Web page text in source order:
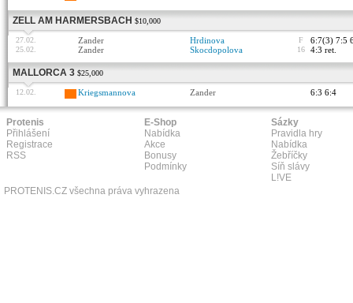
ZELL AM HARMERSBACH $10,000
27.02. Zander Hrdinova F 6:7(3) 7:5
25.02. Zander Skocdopolova 16 4:3 ret.
MALLORCA 3 $25,000
12.02. Kriegsmannova Zander 6:3 6:4
Protenis
Přihlášení
Registrace
RSS
E-Shop
Nabídka
Akce
Bonusy
Podmínky
Sázky
Pravidla hry
Nabídka
Žebříčky
Síň slávy
L!VE
PROTENIS.CZ všechna práva vyhrazena